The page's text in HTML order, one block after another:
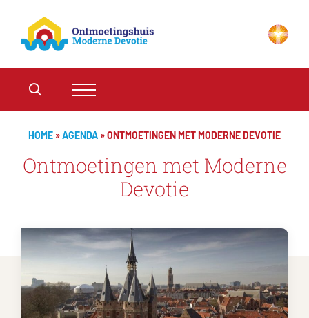
HOME »AGENDA »ONTMOETINGEN MET MODERNE DEVOTIE
Ontmoetingen met Moderne
Devotie